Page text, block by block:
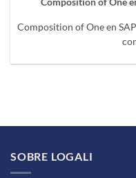
Composition of One
Composition of One en
SOBRE LOGALI